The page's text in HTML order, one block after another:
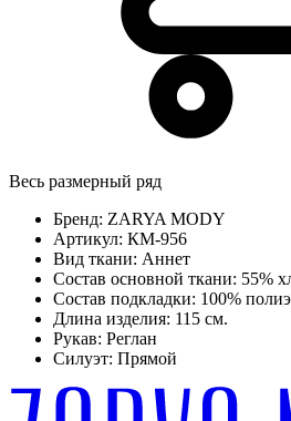
Весь размерный ряд
Бренд: ZARYA MODY
Артикул: КМ-956
Вид ткани: Аннет
Состав основной ткани: 55%
Состав подкладки: 100%
Длина изделия: 115 см.
Рукав: Реглан
Силуэт: Прямой